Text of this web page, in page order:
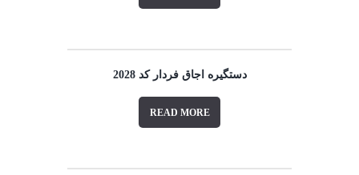
دستگیره اجاق فردار کد 2028
READ MORE